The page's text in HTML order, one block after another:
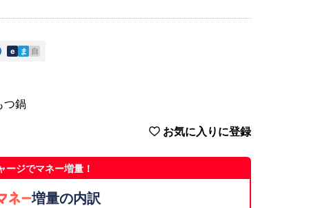
e ま 自
つ鍋
お気に入りに登録
ージでマネー増量！
増量の内訳